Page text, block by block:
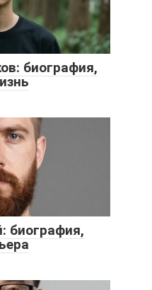
биография,
биография,